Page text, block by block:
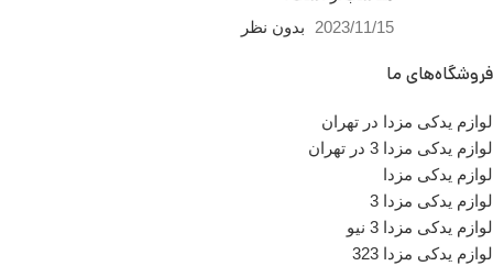
لوازم یدکی مزدا در تهران
لوازم یدکی مزدا 3 در تهران
لوازم یدکی مزدا
لوازم یدکی مزدا 3
لوازم یدکی مزدا 3 نیو